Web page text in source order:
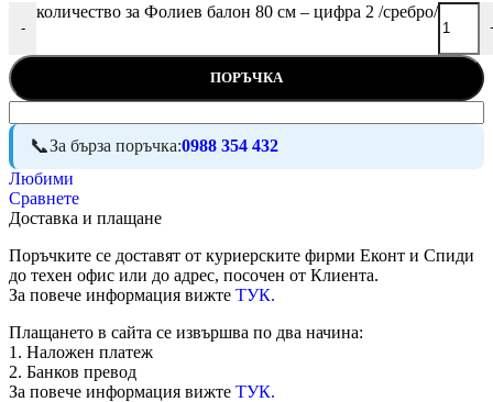
-
количество за Фолиев балон 80 см – цифра 2 /сребро/
ПОРЪЧКА
За бърза поръчка:0988 354 432
Любими
Сравнете
Доставка и плащане
Поръчките се доставят от куриерските фирми Еконт и Спиди
до техен офис или до адрес, посочен от Клиента.
За повече информация вижте ТУК.
Плащането в сайта се извършва по два начина:
1. Наложен платеж
2. Банков превод
За повече информация вижте ТУК.